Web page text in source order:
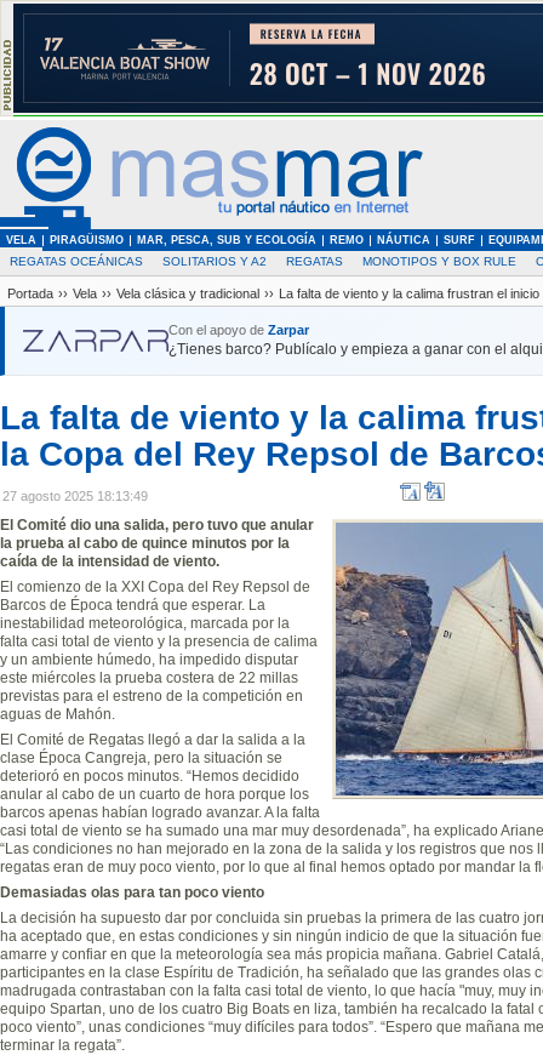
VELA PIRAGÜISMO MAR, PESCA, SUB Y ECOLOGÍA REMO NÁUTICA SURF
REGATAS OCEÁNICAS SOLITARIOS Y A2 REGATAS MONOTIPOS Y BOX RULE
Portada ›› Vela ›› Vela clásica y tradicional ›› La falta de viento y la calima frustran el
Con el apoyo de Zarpar
¿Tienes barco? Publícalo y empieza a ganar con el
La falta de viento y la calima
la Copa del Rey Repsol de
27 agosto 2025 18:13:49
El Comité dio una salida, pero tuvo que anular
la prueba al cabo de quince minutos por la
caída de la intensidad de viento.
El comienzo de la XXI Copa del Rey Repsol de
Barcos de Época tendrá que esperar. La
inestabilidad meteorológica, marcada por la
falta casi total de viento y la presencia de calima
y un ambiente húmedo, ha impedido disputar
este miércoles la prueba costera de 22 millas
previstas para el estreno de la competición en
aguas de Mahón.
El Comité de Regatas llegó a dar la salida a la
clase Época Cangreja, pero la situación se
deterioró en pocos minutos. “Hemos decidido
anular al cabo de un cuarto de hora porque los
barcos apenas habían logrado avanzar. A la falta
casi total de viento se ha sumado una mar muy desordenada”, ha explicado
“Las condiciones no han mejorado en la zona de la salida y los registros que
regatas eran de muy poco viento, por lo que al final hemos optado por mandar la
Demasiadas olas para tan poco viento
La decisión ha supuesto dar por concluida sin pruebas la primera de las cuatro
ha aceptado que, en estas condiciones y sin ningún indicio de que la situación
amarre y confiar en que la meteorología sea más propicia mañana. Gabriel
participantes en la clase Espíritu de Tradición, ha señalado que las grandes olas
madrugada contrastaban con la falta casi total de viento, lo que hacía "muy, muy
equipo Spartan, uno de los cuatro Big Boats en liza, también ha recalcado la fatal
poco viento”, unas condiciones “muy difíciles para todos”. “Espero que mañana
terminar la regata”.